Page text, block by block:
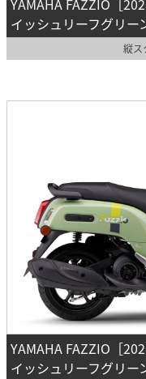
YAMAHA FAZZIO［
イッシュリーフグリー
縦ス
YAMAHA FAZZIO［
イッシュリーフグリー